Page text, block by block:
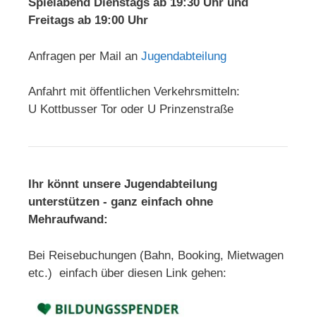
Freitags ab 19:00 Uhr
Anfragen per Mail an Jugendabteilung
Anfahrt mit öffentlichen Verkehrsmitteln:
U Kottbusser Tor oder U Prinzenstraße
Ihr könnt unsere Jugendabteilung
unterstützen - ganz einfach ohne
Mehraufwand:
Bei Reisebuchungen (Bahn, Booking, Mietwagen
etc.) einfach über diesen Link gehen: